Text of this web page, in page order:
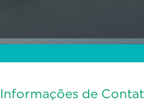
Informações de